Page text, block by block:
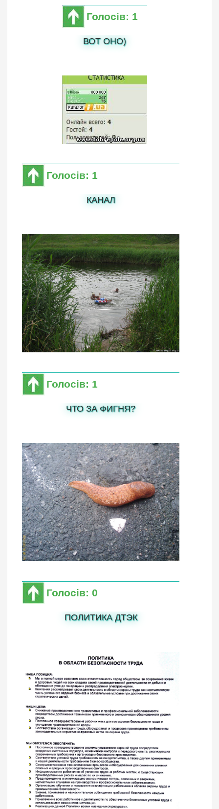
Голосів: 1
ВОТ ОНО)
Голосів: 1
КАНАЛ
Голосів: 1
ЧТО ЗА ФИГНЯ?
Голосів: 0
ПОЛИТИКА ДТЭК